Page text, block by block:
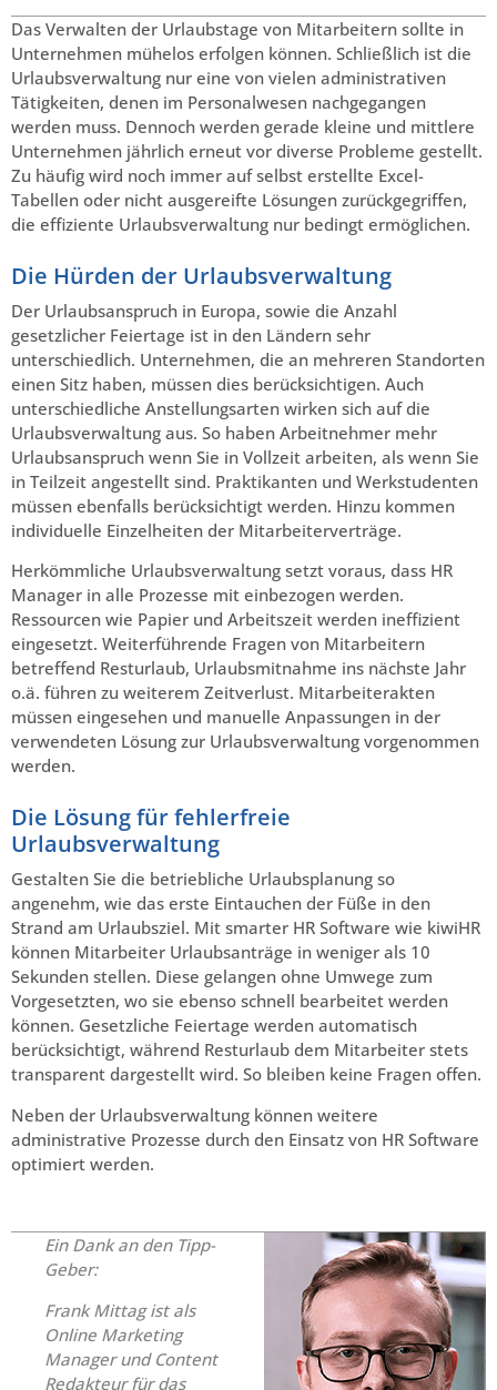
Das Verwalten der Urlaubstage von Mitarbeitern sollte in
Unternehmen mühelos erfolgen können. Schließlich ist die
Urlaubsverwaltung nur eine von vielen administrativen
Tätigkeiten, denen im Personalwesen nachgegangen
werden muss. Dennoch werden gerade kleine und mittlere
Unternehmen jährlich erneut vor diverse Probleme gestellt.
Zu häufig wird noch immer auf selbst erstellte Excel-
Tabellen oder nicht ausgereifte Lösungen zurückgegriffen,
die effiziente Urlaubsverwaltung nur bedingt ermöglichen.
Die Hürden der Urlaubsverwaltung
Der Urlaubsanspruch in Europa, sowie die Anzahl
gesetzlicher Feiertage ist in den Ländern sehr
unterschiedlich. Unternehmen, die an mehreren Standorten
einen Sitz haben, müssen dies berücksichtigen. Auch
unterschiedliche Anstellungsarten wirken sich auf die
Urlaubsverwaltung aus. So haben Arbeitnehmer mehr
Urlaubsanspruch wenn Sie in Vollzeit arbeiten, als wenn Sie
in Teilzeit angestellt sind. Praktikanten und Werkstudenten
müssen ebenfalls berücksichtigt werden. Hinzu kommen
individuelle Einzelheiten der Mitarbeiterverträge.
Herkömmliche Urlaubsverwaltung setzt voraus, dass HR
Manager in alle Prozesse mit einbezogen werden.
Ressourcen wie Papier und Arbeitszeit werden ineffizient
eingesetzt. Weiterführende Fragen von Mitarbeitern
betreffend Resturlaub, Urlaubsmitnahme ins nächste Jahr
o.ä. führen zu weiterem Zeitverlust. Mitarbeiterakten
müssen eingesehen und manuelle Anpassungen in der
verwendeten Lösung zur Urlaubsverwaltung vorgenommen
werden.
Die Lösung für fehlerfreie
Urlaubsverwaltung
Gestalten Sie die betriebliche Urlaubsplanung so
angenehm, wie das erste Eintauchen der Füße in den
Strand am Urlaubsziel. Mit smarter HR Software wie kiwiHR
können Mitarbeiter Urlaubsanträge in weniger als 10
Sekunden stellen. Diese gelangen ohne Umwege zum
Vorgesetzten, wo sie ebenso schnell bearbeitet werden
können. Gesetzliche Feiertage werden automatisch
berücksichtigt, während Resturlaub dem Mitarbeiter stets
transparent dargestellt wird. So bleiben keine Fragen offen.
Neben der Urlaubsverwaltung können weitere
administrative Prozesse durch den Einsatz von HR Software
optimiert werden.
Ein Dank an den Tipp-
Geber:
Frank Mittag ist als
Online Marketing
Manager und Content
Redakteur für das